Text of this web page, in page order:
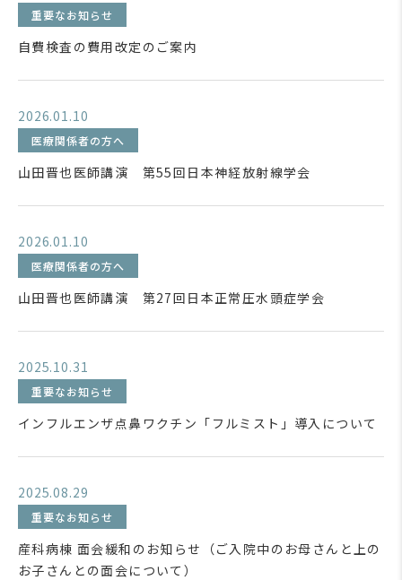
重要なお知らせ
自費検査の費用改定のご案内
2026.01.10
医療関係者の方へ
山田晋也医師講演 第55回日本神経放射線学会
2026.01.10
医療関係者の方へ
山田晋也医師講演 第27回日本正常圧水頭症学会
2025.10.31
重要なお知らせ
インフルエンザ点鼻ワクチン「フルミスト」導入について
2025.08.29
重要なお知らせ
産科病棟 面会緩和のお知らせ（ご入院中のお母さんと上の
お子さんとの面会について）